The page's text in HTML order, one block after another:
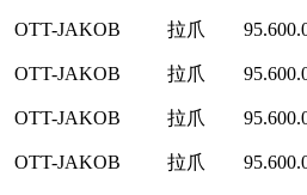
OTT-JAKOB 拉爪
OTT-JAKOB 拉爪
OTT-JAKOB 拉爪
OTT-JAKOB 拉爪